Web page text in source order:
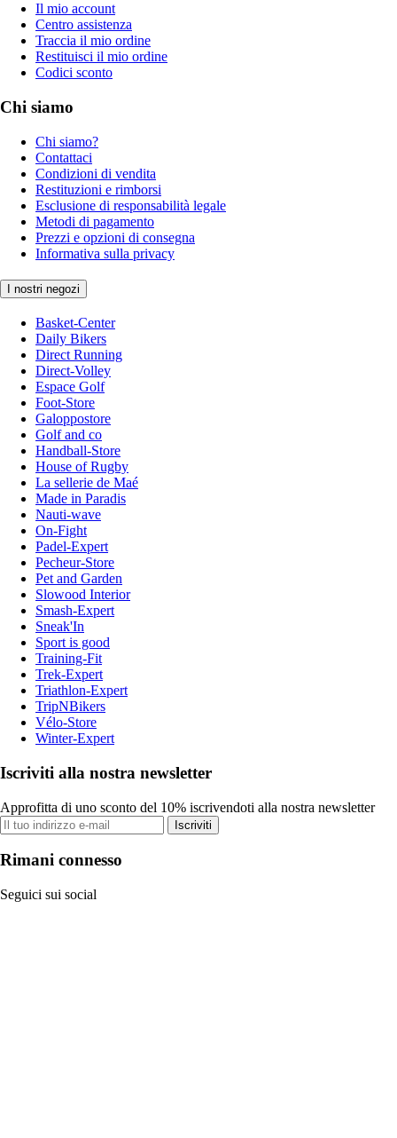
Il mio account
Centro assistenza
Traccia il mio ordine
Restituisci il mio ordine
Codici sconto
Chi siamo
Chi siamo?
Contattaci
Condizioni di vendita
Restituzioni e rimborsi
Esclusione di responsabilità legale
Metodi di pagamento
Prezzi e opzioni di consegna
Informativa sulla privacy
I nostri negozi
Basket-Center
Daily Bikers
Direct Running
Direct-Volley
Espace Golf
Foot-Store
Galoppostore
Golf and co
Handball-Store
House of Rugby
La sellerie de Maé
Made in Paradis
Nauti-wave
On-Fight
Padel-Expert
Pecheur-Store
Pet and Garden
Slowood Interior
Smash-Expert
Sneak'In
Sport is good
Training-Fit
Trek-Expert
Triathlon-Expert
TripNBikers
Vélo-Store
Winter-Expert
Iscriviti alla nostra newsletter
Approfitta di uno sconto del 10% iscrivendoti alla nostra newsletter
Iscriviti
Rimani connesso
Seguici sui social